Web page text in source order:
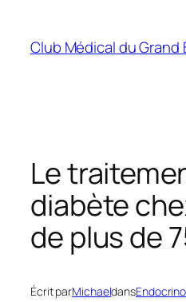
contenu
Club Médical du Grand
Le
diabète
de plus de
Écrit parMichaeldans